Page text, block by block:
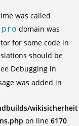
was called
domain was
for some code in
should be
Debugging in
was added in
wikisicherheit
on line 6170